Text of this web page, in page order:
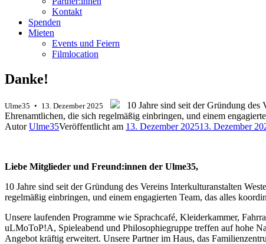
Kontakt
Spenden
Mieten
Events und Feiern
Filmlocation
Danke!
Ulme35 • 13. Dezember 2025
10 Jahre sind seit der Gründung
Ehrenamtlichen, die sich regelmäßig einbringen, und einem
AutorUlme35Veröffentlicht am 13. Dezember 202513. Dezember
Liebe Mitglieder und Freund:innen der Ulme35,
10 Jahre sind seit der Gründung des Vereins Interkulturanstalten
regelmäßig einbringen, und einem engagierten Team, das alles
Unsere laufenden Programme wie Sprachcafé, Kleiderkammer,
uLMoToP!A, Spieleabend und Philosophiegruppe treffen auf hohe
Angebot kräftig erweitert. Unsere Partner im Haus, das